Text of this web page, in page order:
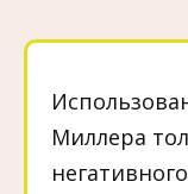
Миллера